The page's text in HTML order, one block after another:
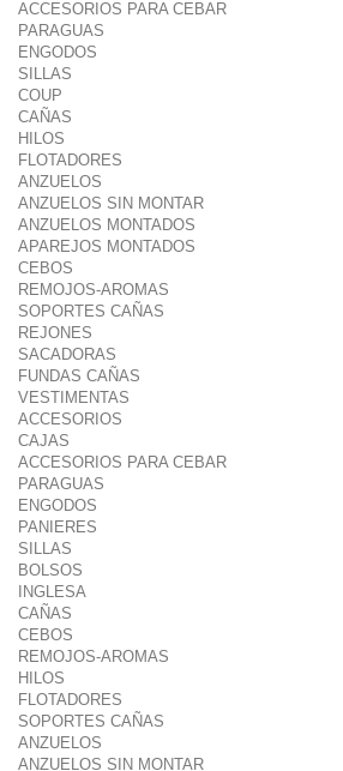
ACCESORIOS PARA CEBAR
PARAGUAS
ENGODOS
SILLAS
COUP
CAÑAS
HILOS
FLOTADORES
ANZUELOS
ANZUELOS SIN MONTAR
ANZUELOS MONTADOS
APAREJOS MONTADOS
CEBOS
REMOJOS-AROMAS
SOPORTES CAÑAS
REJONES
SACADORAS
FUNDAS CAÑAS
VESTIMENTAS
ACCESORIOS
CAJAS
ACCESORIOS PARA CEBAR
PARAGUAS
ENGODOS
PANIERES
SILLAS
BOLSOS
INGLESA
CAÑAS
CEBOS
REMOJOS-AROMAS
HILOS
FLOTADORES
SOPORTES CAÑAS
ANZUELOS
ANZUELOS SIN MONTAR